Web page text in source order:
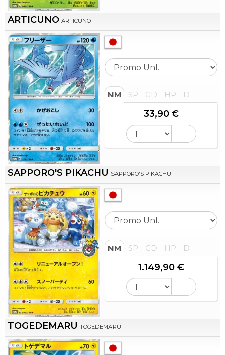
ARTICUNO ARTICUNO
NM SP GD HP D
33,90 €
SAPPORO'S PIKACHU SAPPORO'S PIKACHU
NM SP GD HP D
1.149,90 €
TOGEDEMARU TOGEDEMARU